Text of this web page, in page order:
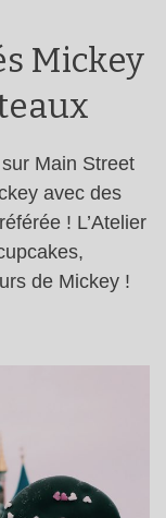
Mickey
Main Street
avec des
! L’Atelier
de Mickey !